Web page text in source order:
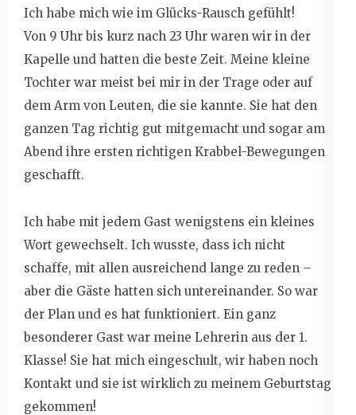
Ich habe mich wie im Glücks-Rausch gefühlt!
Von 9 Uhr bis kurz nach 23 Uhr waren wir in der
Kapelle und hatten die beste Zeit. Meine kleine
Tochter war meist bei mir in der Trage oder auf
dem Arm von Leuten, die sie kannte. Sie hat den
ganzen Tag richtig gut mitgemacht und sogar am
Abend ihre ersten richtigen Krabbel-Bewegungen
geschafft.
Ich habe mit jedem Gast wenigstens ein kleines
Wort gewechselt. Ich wusste, dass ich nicht
schaffe, mit allen ausreichend lange zu reden –
aber die Gäste hatten sich untereinander. So war
der Plan und es hat funktioniert. Ein ganz
besonderer Gast war meine Lehrerin aus der 1.
Klasse! Sie hat mich eingeschult, wir haben noch
Kontakt und sie ist wirklich zu meinem Geburtstag
gekommen!